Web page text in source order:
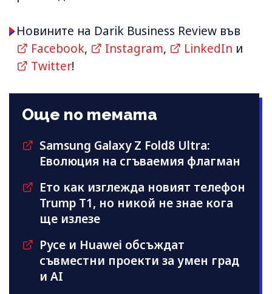
Новините на Darik Business Review във
Facebook, Instagram, LinkedIn и
Twitter!
Още по темата
Samsung Galaxy Z Fold8 Ultra:
Еволюция на сгъваемия флагман
Ето как изглежда новият телефон
Trump T1, но никой не знае кога
ще излезе
Русе и Huawei обсъждат
съвместни проекти за умен град
и AI